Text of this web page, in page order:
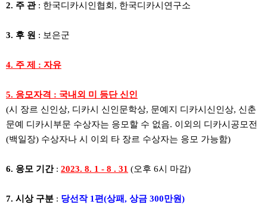
2. 주 관: 한국디카시인협회, 한국디카시연구소
3. 후 원 : 보은군
4. 주 제 : 자유
5. 응모자격 : 국내외 미 등단 신인
(시 장르 신인상, 디카시 신인문학상, 문예지 디카시신인상, 신춘
문예 디카시부문 수상자는 응모할 수 없음. 이외의 디카시공모전
(백일장) 수상자나 시 이외 타 장르 수상자는 응모 가능함)
6. 응모 기간: 2023. 8. 1 - 8 . 31 (오후 6시 마감)
7. 시상 구분 : 당선작 1편(상패, 상금 300만원)